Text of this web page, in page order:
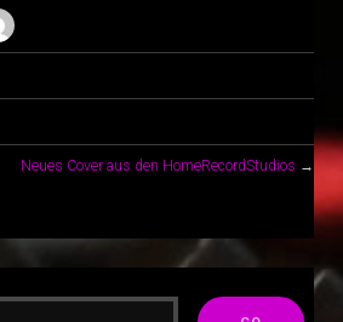
Neues Cover aus den HomeRecordStudios →